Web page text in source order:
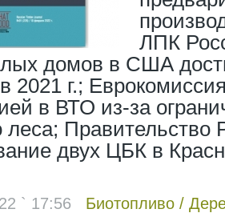
ЛПК
домов в США
2021 г.;
в ВТО из-за
леса; Правительство
двух ЦБК в
` 17:56 Биотопливо /